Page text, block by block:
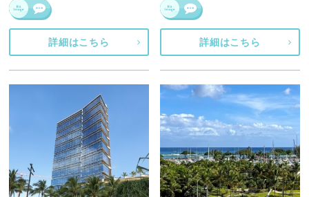
詳細はこちら 詳細はこちら